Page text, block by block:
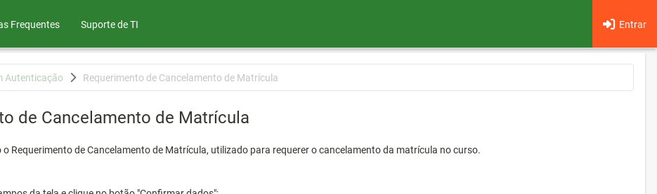
Frequentes Entrar
Suporte de TI
Autenticação Requerimento de Cancelamento de Matrícula
de Cancelamento de Matrícula
o Requerimento de Cancelamento de Matrícula, utilizado para requerer o cancelamento da matrícula no curso.